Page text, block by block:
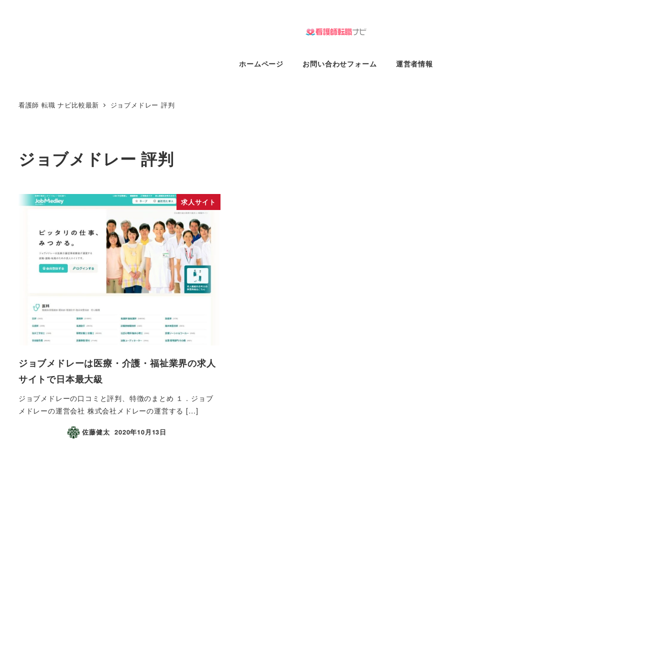
ホームページ お問い合わせフォーム 運営者情報
看護師 転職 ナビ比較最新 ジョブメドレー 評判
ジョブメドレー 評判
求人サイト
ジョブメドレーは医療・介護・福祉業界の求人
サイトで日本最大級
ジョブメドレーの口コミと評判、特徴のまとめ １．ジョブ
メドレーの運営会社 株式会社メドレーの運営する […]
佐藤健太 2020年10月13日